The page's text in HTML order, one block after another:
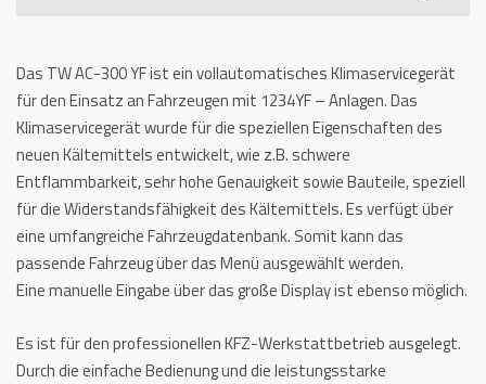
Das TW AC-300 YF ist ein vollautomatisches Klimaservicegerät
für den Einsatz an Fahrzeugen mit 1234YF – Anlagen. Das
Klimaservicegerät wurde für die speziellen Eigenschaften des
neuen Kältemittels entwickelt, wie z.B. schwere
Entflammbarkeit, sehr hohe Genauigkeit sowie Bauteile, speziell
für die Widerstandsfähigkeit des Kältemittels. Es verfügt über
eine umfangreiche Fahrzeugdatenbank. Somit kann das
passende Fahrzeug über das Menü ausgewählt werden.
Eine manuelle Eingabe über das große Display ist ebenso möglich.
Es ist für den professionellen KFZ-Werkstattbetrieb ausgelegt.
Durch die einfache Bedienung und die leistungsstarke